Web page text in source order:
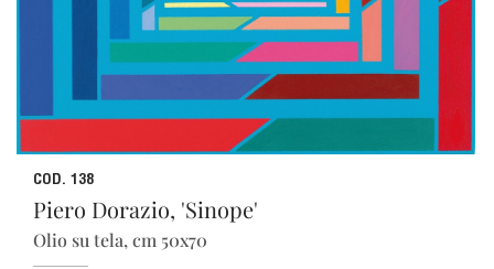
COD. 138
Piero Dorazio, 'Sinope'
Olio su tela, cm 50x70